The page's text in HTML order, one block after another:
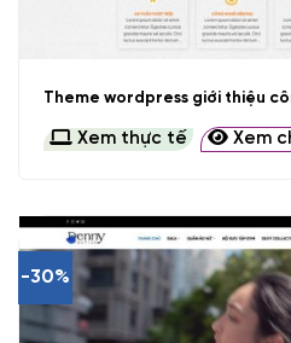
Theme wordpress giới thiệu
Xem thực tế Xem
-30%